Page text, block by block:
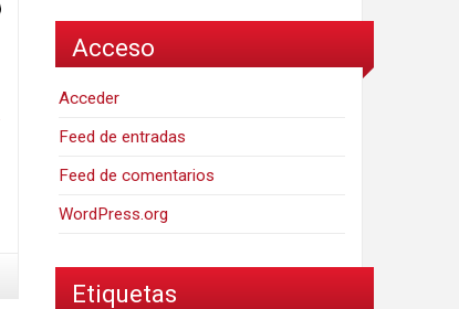
Acceso
Acceder
Feed de entradas
Feed de comentarios
WordPress.org
Etiquetas